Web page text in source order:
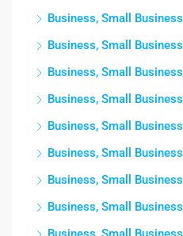
Business, Small Business
Business, Small Business
Business, Small Business
Business, Small Business
Business, Small Business
Business, Small Business
Business, Small Business
Business, Small Business